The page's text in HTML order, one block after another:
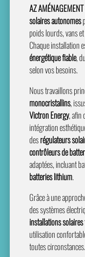
AZ AMÉNAGEMENT
solaires autonomes
poids lourds, vans
Chaque installation
énergétique fiable,
selon vos besoins.
Nous travaillons
monocristallins,
Victron Energy, afin
intégration
desrégulateurs
contrôleurs de
adaptées, incluant
batteries lithium.
Grâce à une
des systèmes
installations
utilisation
toutes circonstances.